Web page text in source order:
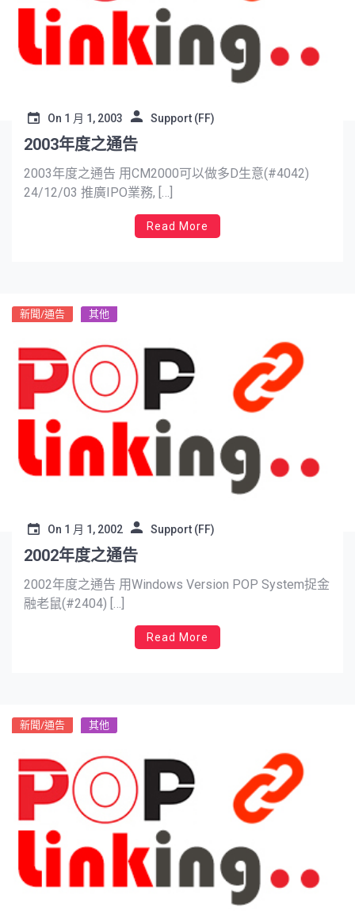
On 1 月 1, 2003 Support (FF)
2003年度之通告
2003年度之通告 用CM2000可以做多D生意(#4042)
24/12/03 推廣IPO業務, […]
Read More
新聞/通告 其他
On 1 月 1, 2002 Support (FF)
2002年度之通告
2002年度之通告 用Windows Version POP System捉金
融老鼠(#2404) […]
Read More
新聞/通告 其他